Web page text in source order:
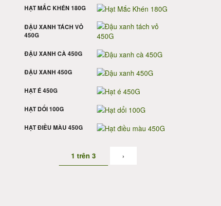
HẠT MẮC KHÉN 180G
ĐẬU XANH TÁCH VỎ
450G
ĐẬU XANH CÀ 450G
ĐẬU XANH 450G
HẠT É 450G
HẠT DỔI 100G
HẠT ĐIỀU MÀU 450G
1 trên 3 ›